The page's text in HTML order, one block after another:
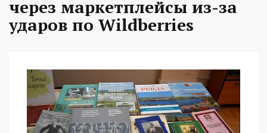
через маркетплейсы из-за
ударов по Wildberries